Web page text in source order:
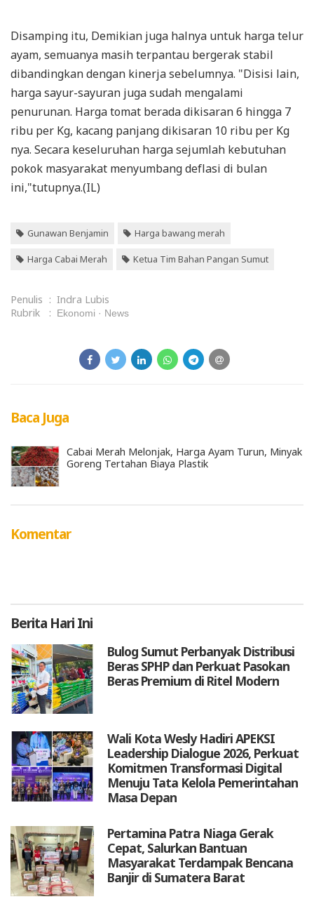
Disamping itu, Demikian juga halnya untuk harga telur
ayam, semuanya masih terpantau bergerak stabil
dibandingkan dengan kinerja sebelumnya. "Disisi lain,
harga sayur-sayuran juga sudah mengalami
penurunan. Harga tomat berada dikisaran 6 hingga 7
ribu per Kg, kacang panjang dikisaran 10 ribu per Kg
nya. Secara keseluruhan harga sejumlah kebutuhan
pokok masyarakat menyumbang deflasi di bulan
ini,"tutupnya.(IL)
Gunawan Benjamin Harga bawang merah
Harga Cabai Merah Ketua Tim Bahan Pangan Sumut
Penulis : Indra Lubis
Rubrik
: Ekonomi News
Baca Juga
Cabai Merah Melonjak, Harga Ayam Turun, Minyak
Goreng Tertahan Biaya Plastik
Komentar
Berita Hari Ini
Bulog Sumut Perbanyak Distribusi
Beras SPHP dan Perkuat Pasokan
Beras Premium di Ritel Modern
Wali Kota Wesly Hadiri APEKSI
Leadership Dialogue 2026, Perkuat
Komitmen Transformasi Digital
Menuju Tata Kelola Pemerintahan
Masa Depan
Pertamina Patra Niaga Gerak
Cepat, Salurkan Bantuan
Masyarakat Terdampak Bencana
Banjir di Sumatera Barat